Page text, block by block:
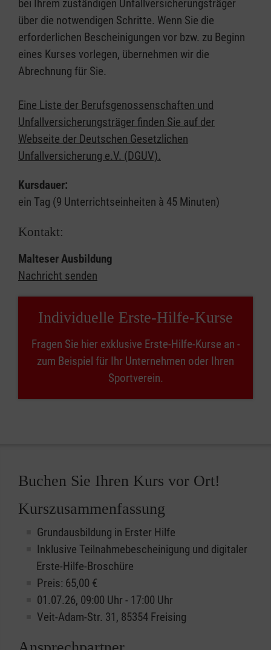
bei Ihrem zuständigen Unfallversicherungsträger
über die notwendigen Schritte. Wenn Sie die
erforderlichen Bescheinigungen vor bzw. zu Beginn
eines Kurses vorlegen, übernehmen wir die
Abrechnung für Sie.
Eine Liste der Berufsgenossenschaften und
Unfallversicherungsträger finden Sie auf der
Webseite der Deutschen Gesetzlichen
Unfallversicherung e.V. (DGUV).
Kursdauer:
ein Tag (9 Unterrichtseinheiten à 45 Minuten)
Kontakt:
Malteser Ausbildung
Nachricht senden
Individuelle Erste-Hilfe-Kurse
Fragen Sie hier exklusive Erste-Hilfe-Kurse an -
zum Beispiel für Ihr Unternehmen oder Ihren
Sportverein.
Buchen Sie Ihren Kurs vor Ort!
Kurszusammenfassung
Grundausbildung in Erster Hilfe
Inklusive Teilnahmebescheinigung und digitaler
Erste-Hilfe-Broschüre
Preis: 65,00 €
01.07.26, 09:00 Uhr - 17:00 Uhr
Veit-Adam-Str. 31, 85354 Freising